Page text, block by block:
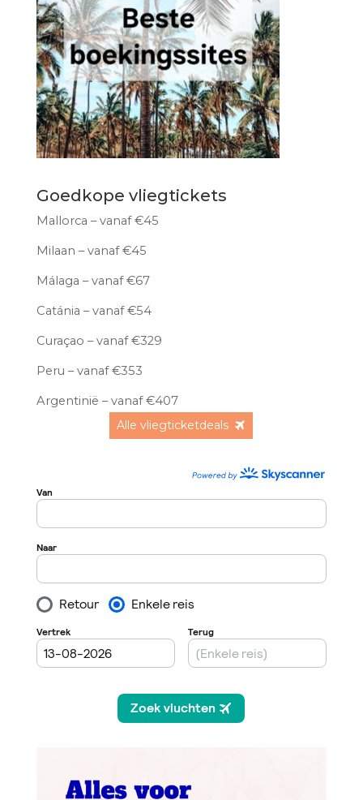
Goedkope vliegtickets
Mallorca – vanaf €45
Milaan – vanaf €45
Málaga – vanaf €67
Catánia – vanaf €54
Curaçao – vanaf €329
Peru – vanaf €353
Argentinië – vanaf €407
Alle vliegticketdeals